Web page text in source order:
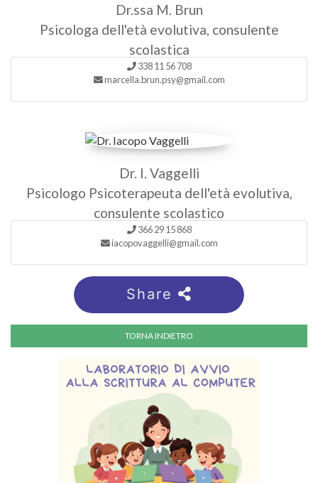
Dr.ssa M. Brun
Psicologa dell'età evolutiva, consulente
scolastica
338 11 56 708
marcella.brun.psy@gmail.com
Dr. I. Vaggelli
Psicologo Psicoterapeuta dell'età evolutiva,
consulente scolastico
366 29 15 868
iacopovaggelli@gmail.com
Share